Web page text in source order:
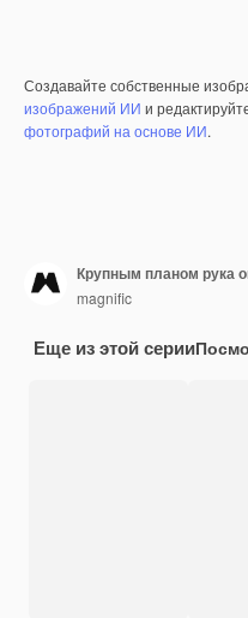
Создавайте собственные
изображений ИИ и
фотографий на основе ИИ.
Крупным планом рука
magnific
Еще из этой серии